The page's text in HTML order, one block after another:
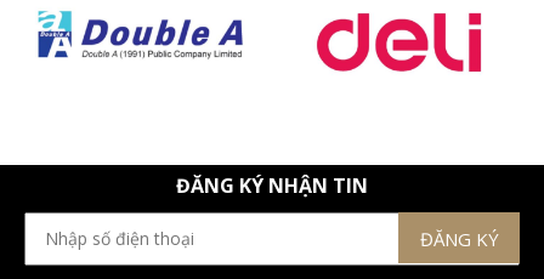
ĐĂNG KÝ NHẬN TIN